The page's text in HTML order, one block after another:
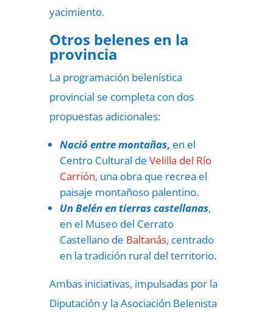
yacimiento.
Otros belenes en la
provincia
La programación belenística
provincial se completa con dos
propuestas adicionales:
Nació entre montañas, en el
Centro Cultural de Velilla del Río
Carrión, una obra que recrea el
paisaje montañoso palentino.
Un Belén en tierras castellanas,
en el Museo del Cerrato
Castellano de Baltanás, centrado
en la tradición rural del territorio.
Ambas iniciativas, impulsadas por la
Diputación y la Asociación Belenista